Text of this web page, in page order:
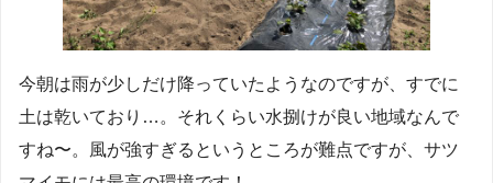
今朝は雨が少しだけ降っていたようなのですが、すでに
土は乾いており…。それくらい水捌けが良い地域なんで
すね〜。風が強すぎるというところが難点ですが、サツ